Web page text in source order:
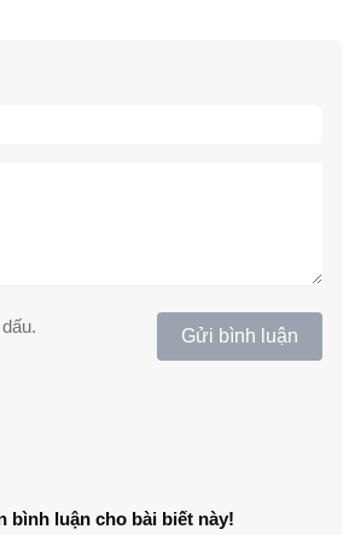
Gửi bình luận
bình luận cho bài biết này!